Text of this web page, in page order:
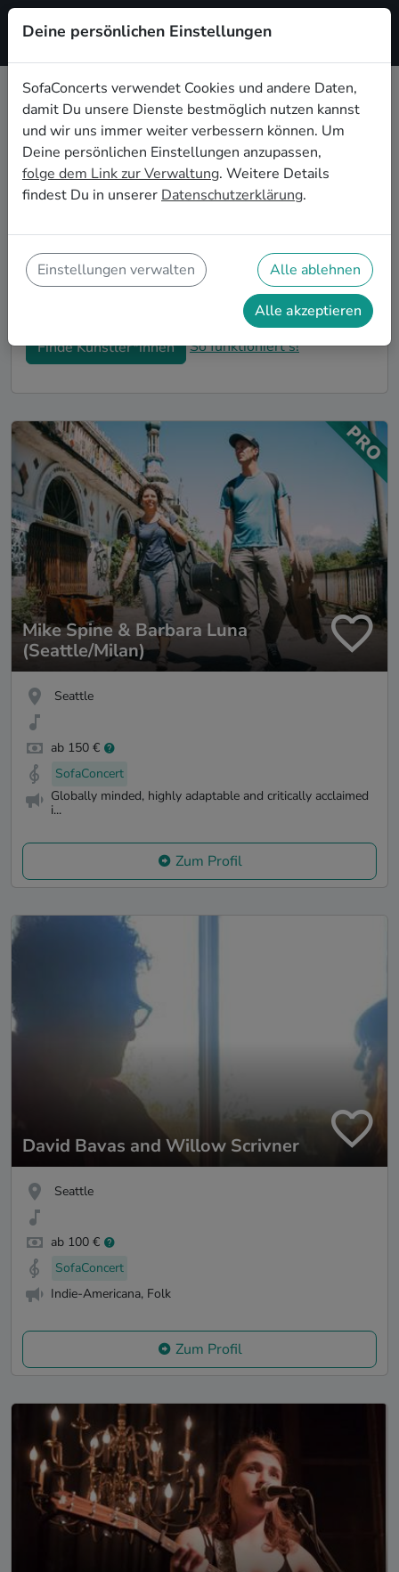
Registrieren
Dein Country Wohnzimmerkonzert
in Seattle
Buche Country Bands und Musiker*innen für Dein
Wohnzimmerkonzert in Seattle! Unsere Live-Acts
Bühne. Auf SofaConcerts findest Du professionelle
Country Live-Acts, die genau zu Deinen
Vorstellungen und Deinem Wohnzimmerkonzert
Finde Künstler*innen So funktioniert's!
Mike Spine & Barbara Luna
(Seattle/Milan)
Seattle
ab 150 €
SofaConcert
Globally minded, highly adaptable and critically acclaimed
i...
Zum Profil
David Bavas and Willow Scrivner
Seattle
ab 100 €
SofaConcert
Indie-Americana, Folk
Zum Profil
Deine persönlichen Einstellungen
SofaConcerts verwendet Cookies und andere Daten,
damit Du unsere Dienste bestmöglich nutzen kannst
und wir uns immer weiter verbessern können. Um
Deine persönlichen Einstellungen anzupassen,
folge dem Link zur Verwaltung. Weitere Details
findest Du in unserer Datenschutzerklärung.
Einstellungen verwalten Alle ablehnen
Alle akzeptieren